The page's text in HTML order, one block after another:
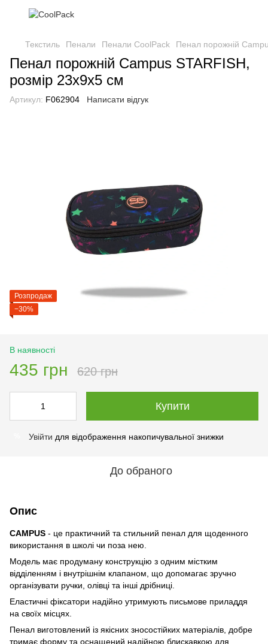
Текстиль Пенали Пенали CoolPack Пенал порожній
Пенал порожній Campus STARFISH,
розмір 23x9x5 см
Артикул: F062904 Написати відгук
Розпродаж
−30%
В наявності
435 грн 620 грн
Купити
Увійти для відображення накопичувальної знижки
До обраного
Опис
CAMPUS - це практичний та стильний пенал для щоденного
використання в школі чи поза нею.
Модель має продуману конструкцію з одним містким
відділенням і внутрішнім клапаном, що допомагає зручно
організувати ручки, олівці та інші дрібниці.
Еластичні фіксатори надійно утримують письмове приладдя
на своїх місцях.
Пенал виготовлений із якісних зносостійких матеріалів, добре
тримає форму та оснащений надійною блискавкою для